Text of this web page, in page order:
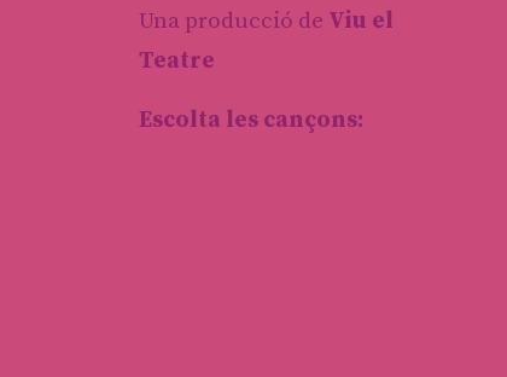
Una producció de Viu el
Teatre
Escolta les cançons: